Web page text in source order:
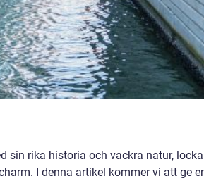
sin rika historia och vackra natur,
I denna artikel kommer vi att ge